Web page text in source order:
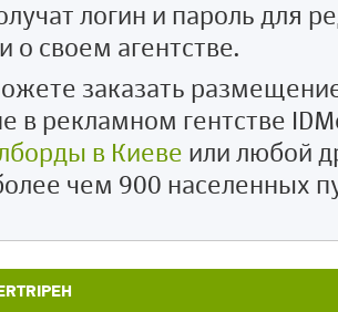
логин и пароль для
своем агентстве.
заказать
в рекламном гентстве
в Киеве или любой
чем 900 населенных